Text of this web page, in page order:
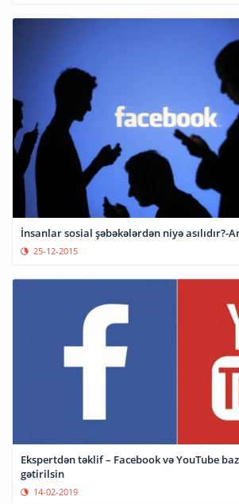
İnsanlar sosial şəbəkələrdən niyə asılıdır?-
25-12-2015
Ekspertdən təklif – Facebook və YouTube
gətirilsin
14-02-2019